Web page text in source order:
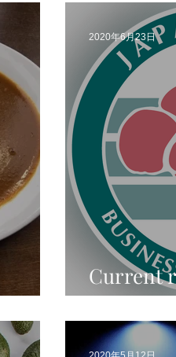
Current
in San
2020年6月23日